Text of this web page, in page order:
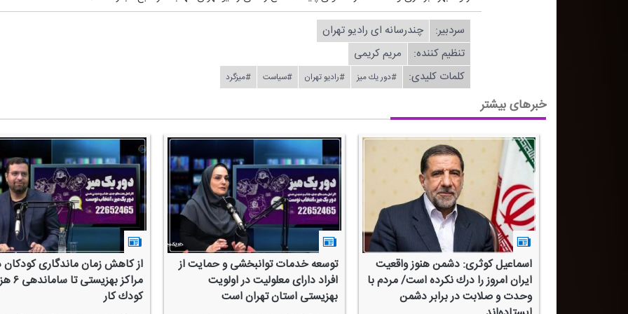
سردبیر:
چندرسانه ای رادیو تهران
تنظیم كننده:
مریم كریمی
کلمات کلیدی:
#دور یك میز #رادیو تهران #سیاست #میزگرد
خبرهای بیشتر
اسماعیل كوثری: دشمن هنوز واقعیت
ایران امروز را درك نكرده است/ مردم با
وحدت و صلابت در برابر دشمن
توسعه خدمات توانبخشی و حمایت از
افراد دارای معلولیت در اولویت
بهزیستی استان تهران است
از كاهش زمان ماندگاری كودكان
مراكز
كودك كار